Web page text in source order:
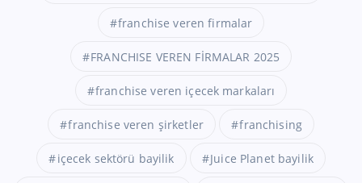
franchise veren firmalar
FRANCHISE VEREN FİRMALAR 2025
franchise veren içecek markaları
franchise veren şirketler franchising
içecek sektörü bayilik Juice Planet bayilik